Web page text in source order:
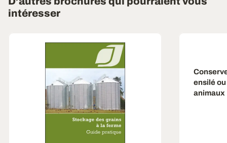
intéresser
ensilé
animaux